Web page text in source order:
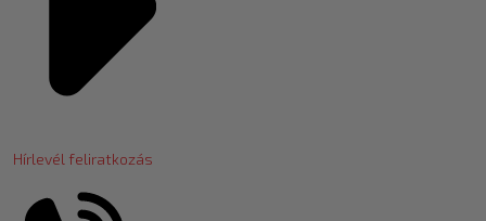
Hírlevél feliratkozás